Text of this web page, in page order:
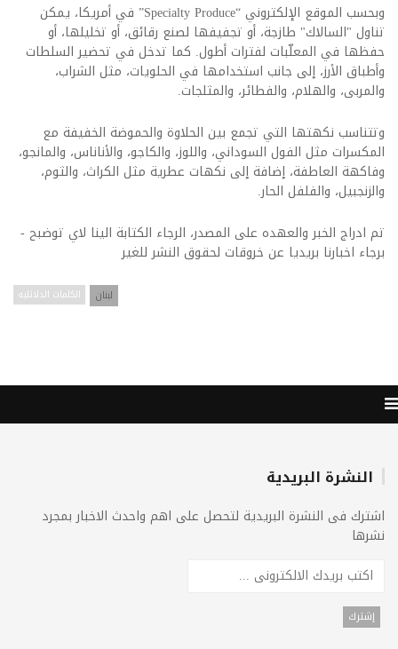
وبحسب الموقع الإلكتروني“Specialty Produce”
في أمريكا، يمكن
تناول "السالاك" طازجة، أو تجفيفها لصنع رقائق، أو تخليلها، أو
حفظها في المعلّبات لفترات أطول. كما تدخل في تحضير السلطات
وأطباق الأرز، إلى جانب استخدامها في الحلويات، مثل الشراب،
والمربى، والهلام، والفطائر، والمثلجات.
وتتناسب نكهتها التي تجمع بين الحلاوة والحموضة الخفيفة مع
المكسرات مثل الفول السوداني، واللوز، والكاجو، والأناناس، والمانجو،
وفاكهة العاطفة، إضافة إلى نكهات عطرية مثل الكراث، والثوم،
والزنجبيل، والفلفل الحار.
تم ادراج الخبر والعهده على المصدر، الرجاء الكتابة الينا لاي توضبح -
برجاء اخبارنا بريديا عن خروقات لحقوق النشر للغير
الكلمات الدلائليه لبنان
النشرة البريدية
اشترك فى النشرة البريدية لتحصل على اهم واحدث الاخبار بمجرد
نشرها